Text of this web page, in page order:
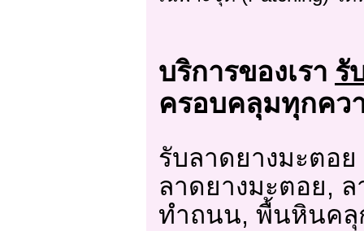
บริการของเรา รั
ครอบคลุมทุกคว
รับลาดยางมะตอ
ลาดยางมะตอย,
ทำถนน, พื้นหินคลุ